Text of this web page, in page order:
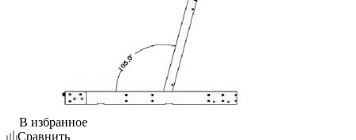
В избранное
Сравнить